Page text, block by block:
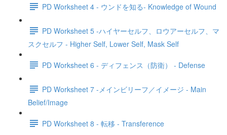
PD Worksheet 4 - ウンドを知る- Knowledge of Wound
PD Worksheet 5 -ハイヤーセルフ、ロウアーセルフ、マ
スクセルフ - Higher Self, Lower Self, Mask Self
PD Worksheet 6 - ディフェンス（防衛） - Defense
PD Worksheet 7 -メインビリーフ／イメージ - Main
Belief/Image
PD Worksheet 8 - 転移 - Transference